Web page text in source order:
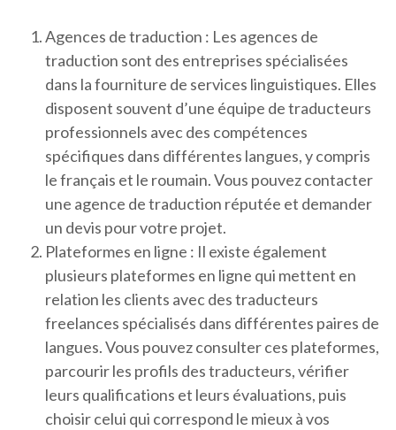
Agences de traduction : Les agences de
traduction sont des entreprises spécialisées
dans la fourniture de services linguistiques. Elles
disposent souvent d’une équipe de traducteurs
professionnels avec des compétences
spécifiques dans différentes langues, y compris
le français et le roumain. Vous pouvez contacter
une agence de traduction réputée et demander
un devis pour votre projet.
Plateformes en ligne : Il existe également
plusieurs plateformes en ligne qui mettent en
relation les clients avec des traducteurs
freelances spécialisés dans différentes paires de
langues. Vous pouvez consulter ces plateformes,
parcourir les profils des traducteurs, vérifier
leurs qualifications et leurs évaluations, puis
choisir celui qui correspond le mieux à vos